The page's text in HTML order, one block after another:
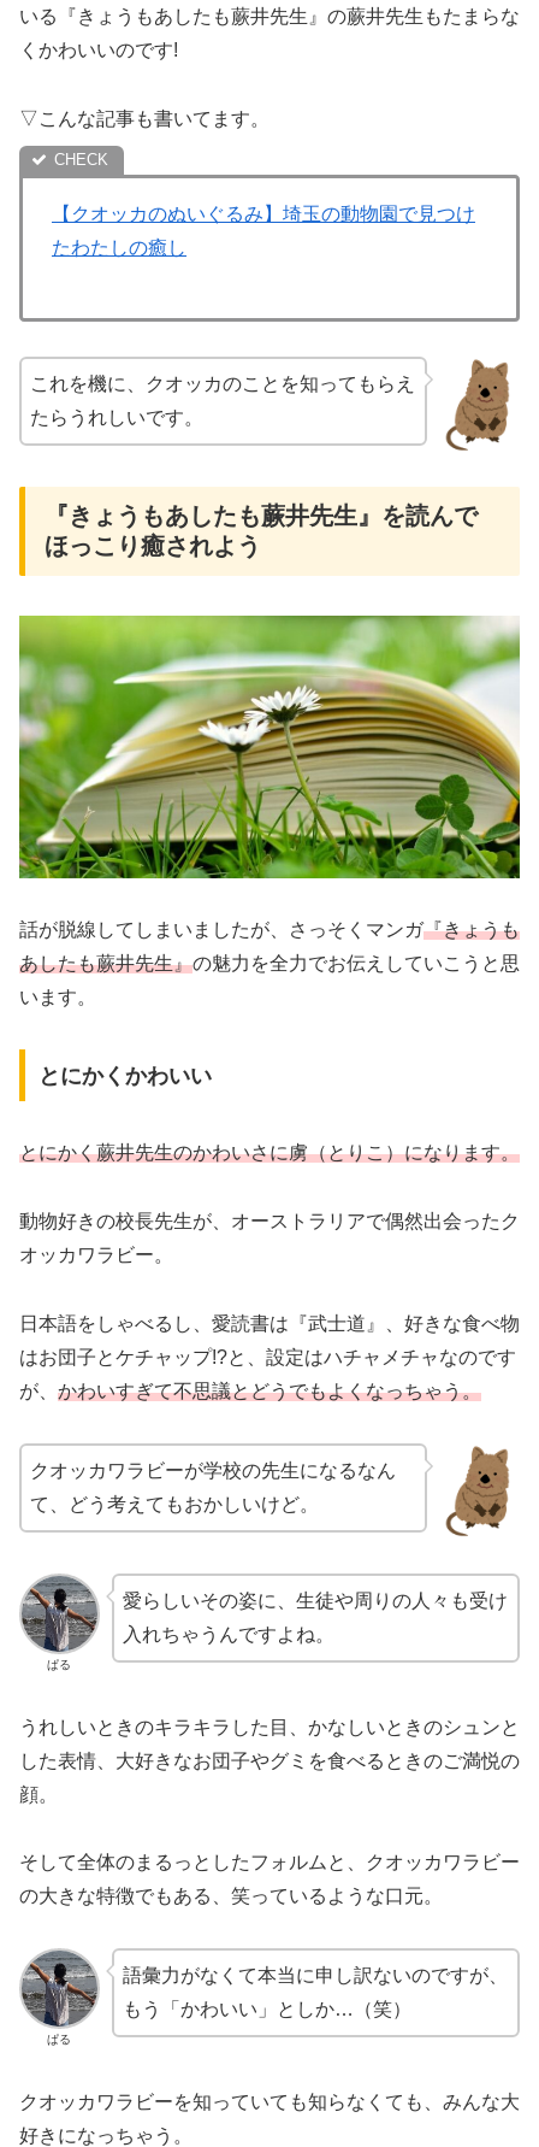
いる『きょうもあしたも蕨井先生』の蕨井先生もたまらな
くかわいいのです!
▽こんな記事も書いてます。
【クオッカのぬいぐるみ】埼玉の動物園で見つけ
たわたしの癒し
これを機に、クオッカのことを知ってもらえ
たらうれしいです。
『きょうもあしたも蕨井先生』を読んで
ほっこり癒されよう
話が脱線してしまいましたが、さっそくマンガ『きょうも
あしたも蕨井先生』の魅力を全力でお伝えしていこうと思
います。
とにかくかわいい
とにかく蕨井先生のかわいさに虜（とりこ）になります。
動物好きの校長先生が、オーストラリアで偶然出会ったク
オッカワラビー。
日本語をしゃべるし、愛読書は『武士道』、好きな食べ物
はお団子とケチャップ!?と、設定はハチャメチャなのです
が、 かわいすぎて不思議とどうでもよくなっちゃう。
クオッカワラビーが学校の先生になるなん
て、どう考えてもおかしいけど。
ぱる
愛らしいその姿に、生徒や周りの人々も受け
入れちゃうんですよね。
うれしいときのキラキラした目、かなしいときのシュンと
した表情、大好きなお団子やグミを食べるときのご満悦の
顔。
そして全体のまるっとしたフォルムと、クオッカワラビー
の大きな特徴でもある、笑っているような口元。
ぱる
語彙力がなくて本当に申し訳ないのですが、
もう「かわいい」としか…（笑）
クオッカワラビーを知っていても知らなくても、みんな大
好きになっちゃう。